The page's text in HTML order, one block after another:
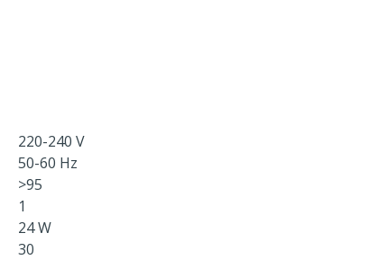
220-240 V
50-60 Hz
>95
1
24 W
30